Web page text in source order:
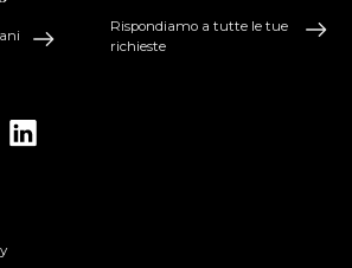
Rispondiamo a tutte le tue
richieste